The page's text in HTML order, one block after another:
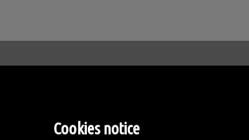
Cookies notice